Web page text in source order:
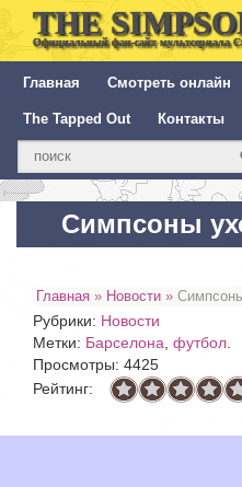
THE
Официальный фан-сайт мультсериала
Главная Смотреть онлайн
The Tapped Out Контакты
Симпсоны
Главная » Новости »
Рубрики: Новости
Метки: Барселона футбол
Просмотры: 4425
Рейтинг: